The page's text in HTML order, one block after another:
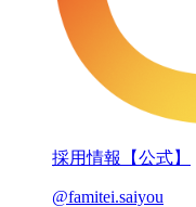
採用情報【公式】
@famitei.saiyou